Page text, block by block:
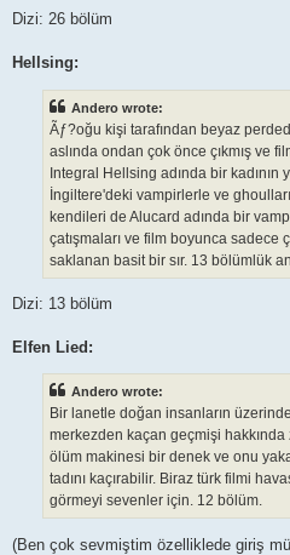
Dizi: 26 bölüm
Hellsing:
Andero wrote:
Ãƒ?oğu kişi tarafından beyaz
aslında ondan çok önce çıkmış ve
Integral Hellsing adında bir
İngiltere'deki vampirlerle ve
kendileri de Alucard adında bir
çatışmaları ve film boyunca
saklanan basit bir sır. 13 bölümlük
Dizi: 13 bölüm
Elfen Lied:
Andero wrote:
Bir lanetle doğan insanların
merkezden kaçan geçmişi
ölüm makinesi bir denek ve onu
tadını kaçırabilir. Biraz türk filmi
görmeyi sevenler için. 12 bölüm.
(Ben çok sevmiştim özelliklede giriş